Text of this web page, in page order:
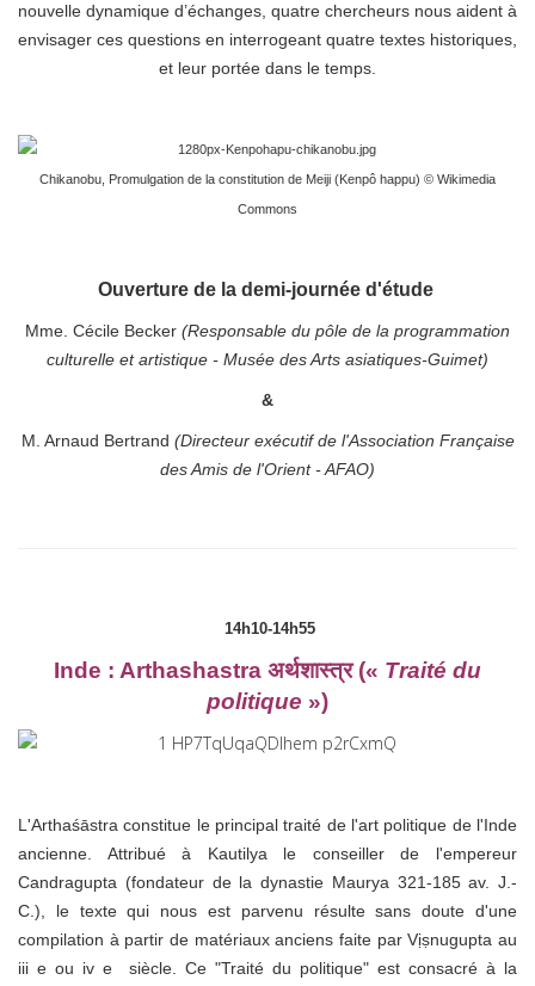
nouvelle dynamique d’échanges, quatre chercheurs nous aident à
envisager ces questions en interrogeant quatre textes historiques,
et leur portée dans le temps.
Chikanobu, Promulgation de la constitution de Meiji (Kenpô happu) © Wikimedia
Commons
Ouverture de la demi-journée d'étude
Mme. Cécile Becker (Responsable du pôle de la programmation
culturelle et artistique - Musée des Arts asiatiques-Guimet)
&
M. Arnaud Bertrand (Directeur exécutif de l'Association Française
des Amis de l'Orient - AFAO)
14h10-14h55
Inde : Arthashastra अर्थशास्त्र (« Traité du
politique »)
L'Arthaśāstra constitue le principal traité de l'art politique de l'Inde
ancienne. Attribué à Kautilya le conseiller de l'empereur
Candragupta (fondateur de la dynastie Maurya 321-185 av. J.-
C.), le texte qui nous est parvenu résulte sans doute d'une
compilation à partir de matériaux anciens faite par Vịṣnugupta au
iii e ou iv e siècle. Ce "Traité du politique" est consacré à la